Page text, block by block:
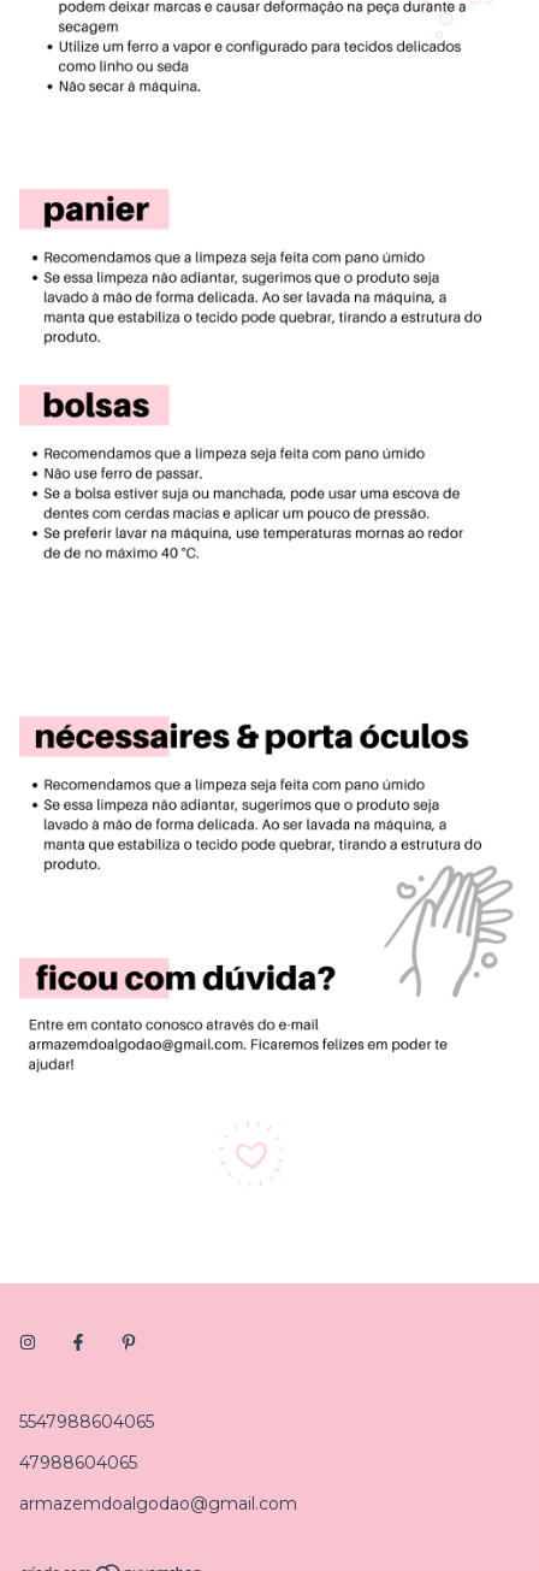
5547988604065
47988604065
armazemdoalgodao@gmail.com